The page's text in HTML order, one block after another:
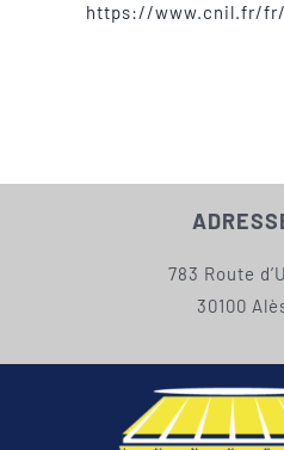
https://www.cnil.fr/
783 Route
30100